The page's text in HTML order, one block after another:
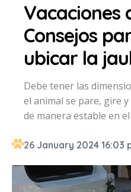
Vacaciones
Consejos
ubicar la
Debe tener las
el animal se pare, gire
de manera estable en
26 January 2024 16:03